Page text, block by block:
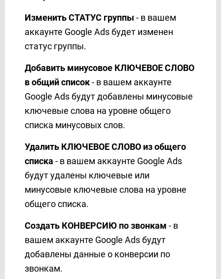
MeisterTask
MessageBird
MessageWhiz
Messente
Microsoft Outlook
Mobile Text Alerts
Mobiniti
Mobizon
Monday.com
MSG91
Multitexter
MySQL
Notion
Изменить СТАТУС группы - в вашем
аккаунте Google Ads будет изменен
статус группы.
Добавить минусовое КЛЮЧЕВОЕ СЛОВО
в общий список- в вашем аккаунте
Google Ads будут добавлены минусовые
ключевые слова на уровне общего
списка минусовых слов.
Удалить КЛЮЧЕВОЕ СЛОВО из общего
списка - в вашем аккаунте Google Ads
будут удалены ключевые или
минусовые ключевые слова на уровне
общего списка.
Создать КОНВЕРСИЮ по звонкам - в
вашем аккаунте Google Ads будут
добавлены данные о конверсии по
звонкам.